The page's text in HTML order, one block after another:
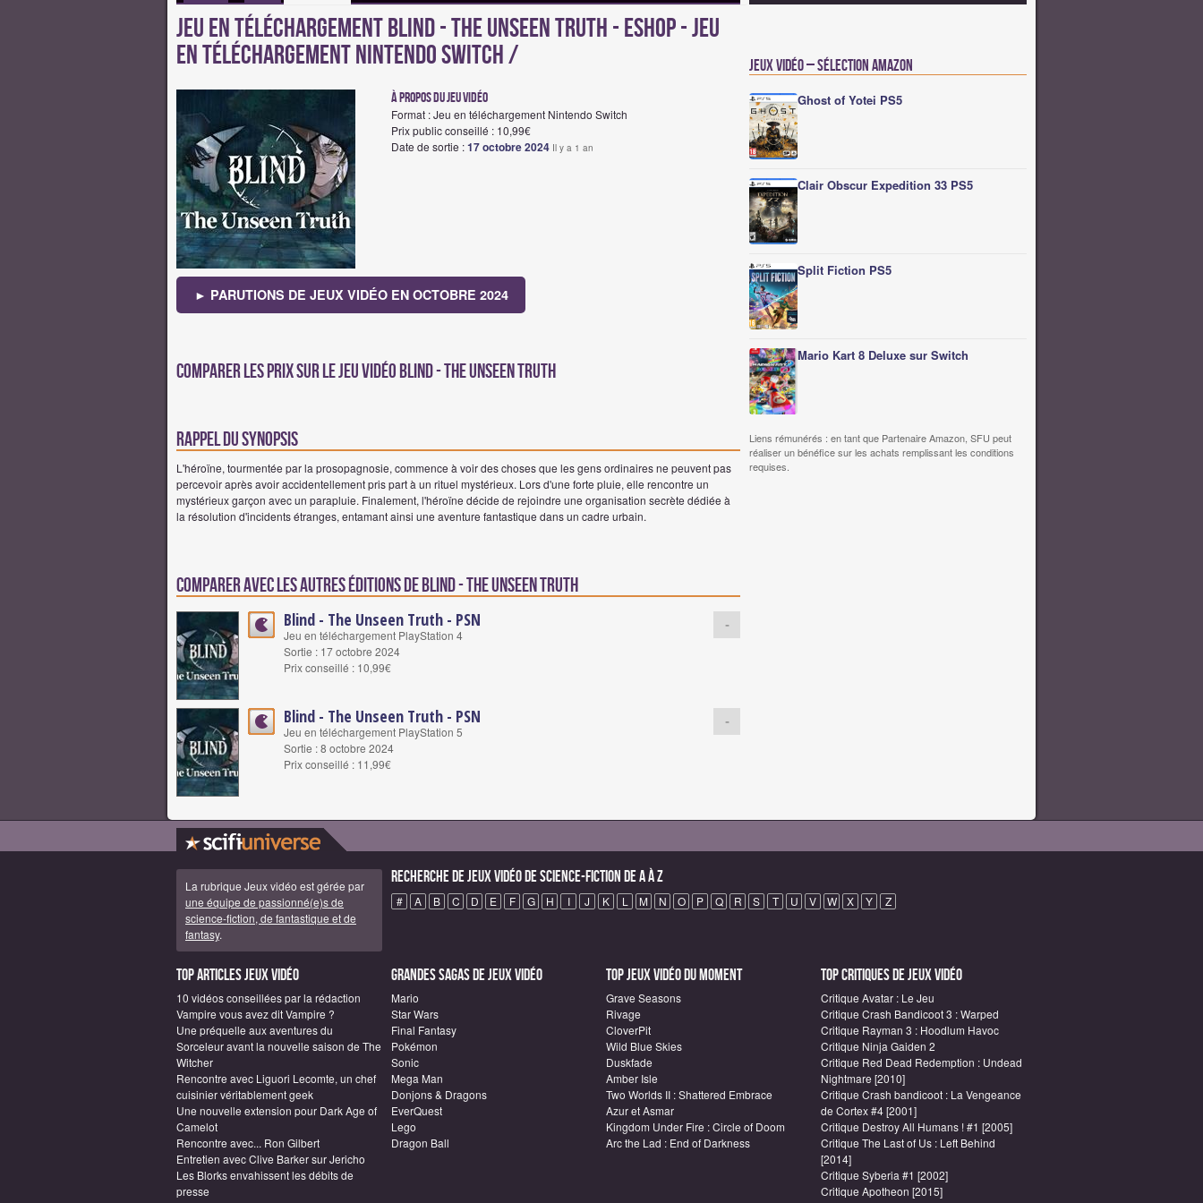
Jeu en téléchargement Blind - The Unseen Truth - eshop - Jeu
en téléchargement Nintendo Switch /
à propos du jeu vidéo
Format : Jeu en téléchargement Nintendo Switch
Prix public conseillé : 10,99€
Date de sortie :17 octobre 2024 Il y a 1 an
► PARUTIONS DE JEUX VIDÉO EN OCTOBRE 2024
Comparer les prix sur Le jeu vidéo Blind - The Unseen Truth
Rappel du synopsis
L'héroïne, tourmentée par la prosopagnosie, commence à voir des choses que les gens ordinaires ne peuvent pas
percevoir après avoir accidentellement pris part à un rituel mystérieux. Lors d'une forte pluie, elle rencontre un
mystérieux garçon avec un parapluie. Finalement, l'héroïne décide de rejoindre une organisation secrète dédiée à
la résolution d'incidents étranges, entamant ainsi une aventure fantastique dans un cadre urbain.
Comparer avec les autres éditions de Blind - The Unseen Truth
Blind - The Unseen Truth - PSN
Jeu en téléchargement PlayStation 4
Sortie : 17 octobre 2024
Prix conseillé : 10,99€
-
Blind - The Unseen Truth - PSN
Jeu en téléchargement PlayStation 5
Sortie : 8 octobre 2024
Prix conseillé : 11,99€
-
Jeux vidéo – Sélection Amazon
Ghost of Yotei PS5
Clair Obscur Expedition 33 PS5
Split Fiction PS5
Mario Kart 8 Deluxe sur Switch
Liens rémunérés : en tant que Partenaire Amazon, SFU peut
réaliser un bénéfice sur les achats remplissant les conditions
requises.
La rubrique Jeux vidéo est gérée par
une équipe de passionné(e)s de
science-fiction, de fantastique et de
fantasy.
Recherche de Jeux vidéo de science-fiction de A à Z
# A B C D E F G H I J K L M N O P Q R S T U V W X Y Z
Top articles Jeux vidéo
10 vidéos conseillées par la rédaction
Vampire vous avez dit Vampire ?
Une préquelle aux aventures du
Sorceleur avant la nouvelle saison de The
Witcher
Rencontre avec Liguori Lecomte, un chef
cuisinier véritablement geek
Une nouvelle extension pour Dark Age of
Camelot
Rencontre avec... Ron Gilbert
Entretien avec Clive Barker sur Jericho
Les Blorks envahissent les débits de
presse
Grandes sagas de Jeux vidéo
Mario
Star Wars
Final Fantasy
Pokémon
Sonic
Mega Man
Donjons & Dragons
EverQuest
Lego
Dragon Ball
Top Jeux vidéo du moment
Grave Seasons
Rivage
CloverPit
Wild Blue Skies
Duskfade
Amber Isle
Two Worlds II : Shattered Embrace
Azur et Asmar
Kingdom Under Fire : Circle of Doom
Arc the Lad : End of Darkness
Top critiques de Jeux vidéo
Critique Avatar : Le Jeu
Critique Crash Bandicoot 3 : Warped
Critique Rayman 3 : Hoodlum Havoc
Critique Ninja Gaiden 2
Critique Red Dead Redemption : Undead
Nightmare [2010]
Critique Crash bandicoot : La Vengeance
de Cortex #4 [2001]
Critique Destroy All Humans ! #1 [2005]
Critique The Last of Us : Left Behind
[2014]
Critique Syberia #1 [2002]
Critique Apotheon [2015]